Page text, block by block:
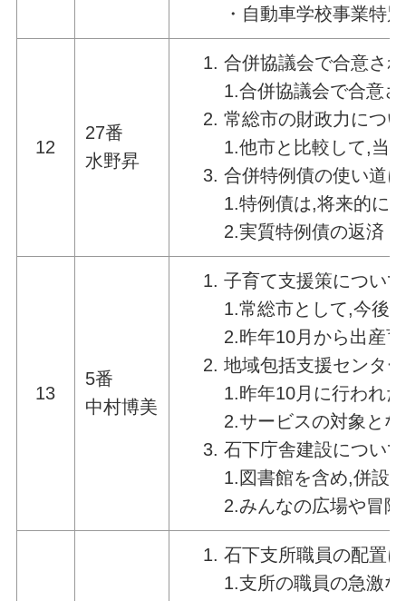
・自動車学校事業特
12
27番
水野昇
合併協議会で合意さ
1.合併協議会で合意
常総市の財政力につ
1.他市と比較して,当
合併特例債の使い道
1.特例債は,将来的に
2.実質特例債の返済
13
5番
中村博美
子育て支援策について
1.常総市として,今後
2.昨年10月から出産
地域包括支援センタ
1.昨年10月に行われ
2.サービスの対象と
石下庁舎建設について
1.図書館を含め,併設
2.みんなの広場や冒
石下支所職員の配置
1.支所の職員の急激